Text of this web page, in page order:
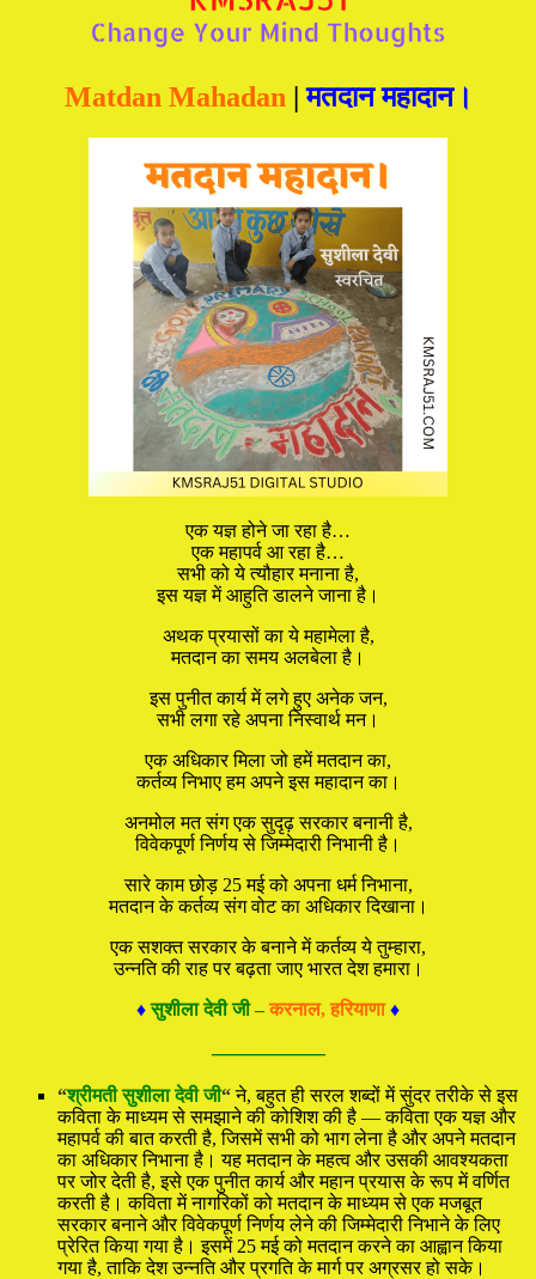
Matdan Mahadan | मतदान महादान।
एक यज्ञ होने जा रहा है…
एक महापर्व आ रहा है…
सभी को ये त्यौहार मनाना है,
इस यज्ञ में आहुति डालने जाना है।
अथक प्रयासों का ये महामेला है,
मतदान का समय अलबेला है।
इस पुनीत कार्य में लगे हुए अनेक जन,
सभी लगा रहे अपना निस्वार्थ मन।
एक अधिकार मिला जो हमें मतदान का,
कर्तव्य निभाए हम अपने इस महादान का।
अनमोल मत संग एक सुदृढ़ सरकार बनानी है,
विवेकपूर्ण निर्णय से जिम्मेदारी निभानी है।
सारे काम छोड़ 25 मई को अपना धर्म निभाना,
मतदान के कर्तव्य संग वोट का अधिकार दिखाना।
एक सशक्त सरकार के बनाने में कर्तव्य ये तुम्हारा,
उन्नति की राह पर बढ़ता जाए भारत देश हमारा।
♦सुशीला देवी जी –करनाल, हरियाणा ♦
—————
“श्रीमती सुशीला देवी जी“ने, बहुत ही सरल शब्दों में सुंदर तरीके से इस
कविता के माध्यम से समझाने की कोशिश की है — कविता एक यज्ञ और
महापर्व की बात करती है, जिसमें सभी को भाग लेना है और अपने मतदान
का अधिकार निभाना है। यह मतदान के महत्व और उसकी आवश्यकता
पर जोर देती है, इसे एक पुनीत कार्य और महान प्रयास के रूप में वर्णित
करती है। कविता में नागरिकों को मतदान के माध्यम से एक मजबूत
सरकार बनाने और विवेकपूर्ण निर्णय लेने की जिम्मेदारी निभाने के लिए
प्रेरित किया गया है। इसमें 25 मई को मतदान करने का आह्वान किया
गया है, ताकि देश उन्नति और प्रगति के मार्ग पर अग्रसर हो सके।